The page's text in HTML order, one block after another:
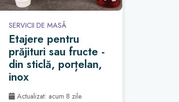
SERVICII DE MASĂ
Etajere pentru
prăjituri sau fructe -
din sticlă, porțelan,
inox
Actualizat: acum 8 zile